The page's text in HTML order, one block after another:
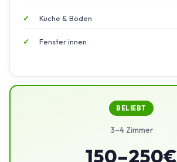
Küche & Böden
Fenster innen
BELIEBT
3–4 Zimmer
150–250€